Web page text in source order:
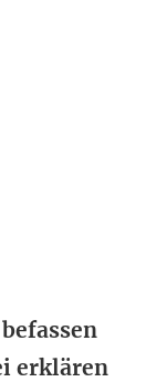
erklären